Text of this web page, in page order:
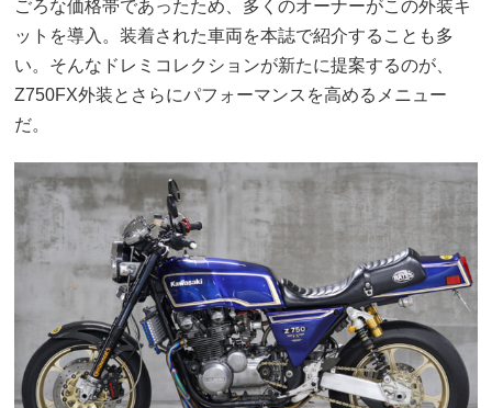
ごろな価格帯であったため、多くのオーナーがこの外装キ
ットを導入。装着された車両を本誌で紹介することも多
い。そんなドレミコレクションが新たに提案するのが、
Z750FX外装とさらにパフォーマンスを高めるメニュー
だ。